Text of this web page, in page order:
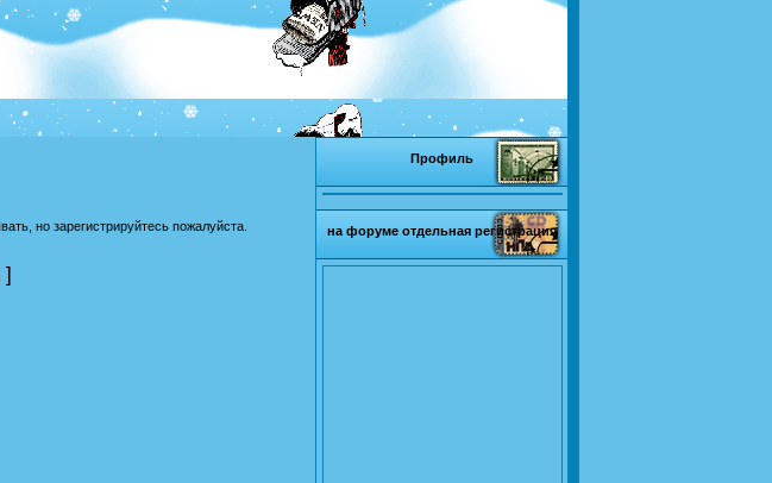
но зарегистрируйтесь пожалуйста.
]
Профиль
на форуме отдельная регистрация